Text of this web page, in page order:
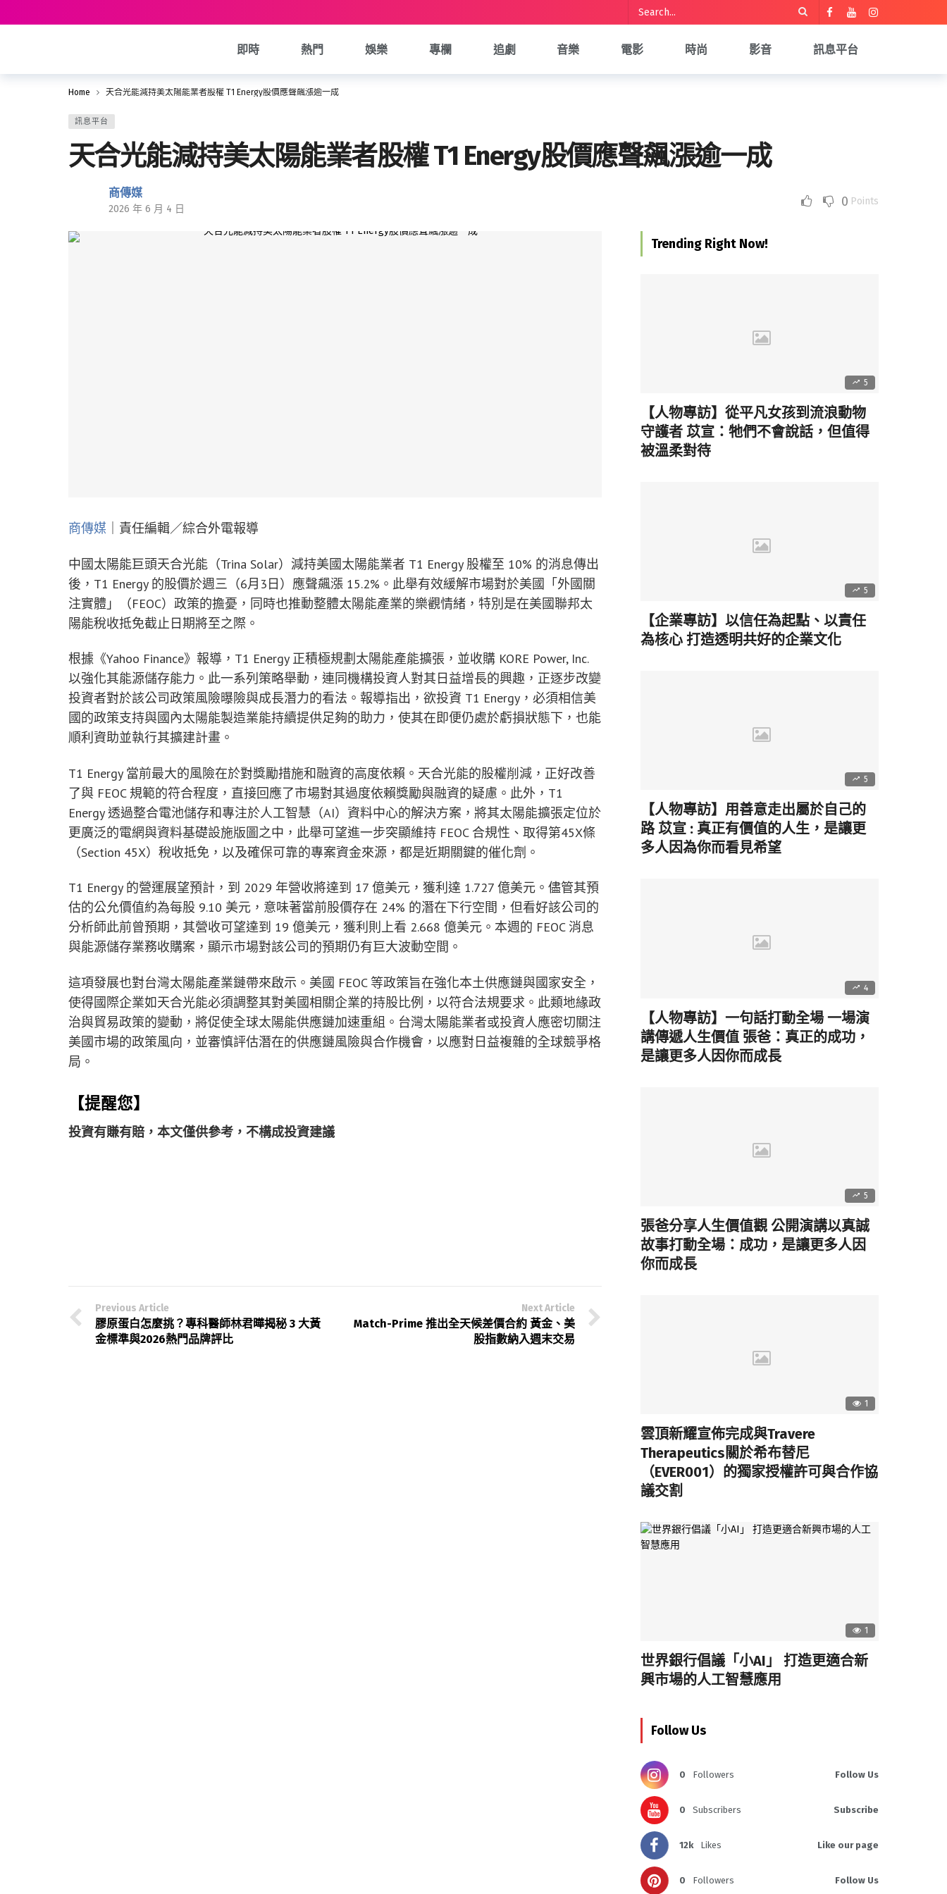
即時 熱門 娛樂 專欄 追劇 音樂 電影 時尚 影音 訊息平台
Home 天合光能減持美太陽能業者股權 T1 Energy股價應聲飆漲逾一成
訊息平台
天合光能減持美太陽能業者股權 T1 Energy股價應聲飆漲逾一成
商傳媒
2026 年 6 月 4 日 0 Points
商傳媒 ｜責任編輯／綜合外電報導
中國太陽能巨頭天合光能（Trina Solar）減持美國太陽能業者 T1 Energy 股權至 10% 的消息傳出
後，T1 Energy 的股價於週三（6月3日）應聲飆漲 15.2%。此舉有效緩解市場對於美國「外國關
注實體」（FEOC）政策的擔憂，同時也推動整體太陽能產業的樂觀情緒，特別是在美國聯邦太
陽能稅收抵免截止日期將至之際。
根據《Yahoo Finance》報導，T1 Energy 正積極規劃太陽能產能擴張，並收購 KORE Power, Inc.
以強化其能源儲存能力。此一系列策略舉動，連同機構投資人對其日益增長的興趣，正逐步改變
投資者對於該公司政策風險曝險與成長潛力的看法。報導指出，欲投資 T1 Energy，必須相信美
國的政策支持與國內太陽能製造業能持續提供足夠的助力，使其在即便仍處於虧損狀態下，也能
順利資助並執行其擴建計畫。
T1 Energy 當前最大的風險在於對獎勵措施和融資的高度依賴。天合光能的股權削減，正好改善
了與 FEOC 規範的符合程度，直接回應了市場對其過度依賴獎勵與融資的疑慮。此外，T1
Energy 透過整合電池儲存和專注於人工智慧（AI）資料中心的解決方案，將其太陽能擴張定位於
更廣泛的電網與資料基礎設施版圖之中，此舉可望進一步突顯維持 FEOC 合規性、取得第45X條
（Section 45X）稅收抵免，以及確保可靠的專案資金來源，都是近期關鍵的催化劑。
T1 Energy 的營運展望預計，到 2029 年營收將達到 17 億美元，獲利達 1.727 億美元。儘管其預
估的公允價值約為每股 9.10 美元，意味著當前股價存在 24% 的潛在下行空間，但看好該公司的
分析師此前曾預期，其營收可望達到 19 億美元，獲利則上看 2.668 億美元。本週的 FEOC 消息
與能源儲存業務收購案，顯示市場對該公司的預期仍有巨大波動空間。
這項發展也對台灣太陽能產業鏈帶來啟示。美國 FEOC 等政策旨在強化本土供應鏈與國家安全，
使得國際企業如天合光能必須調整其對美國相關企業的持股比例，以符合法規要求。此類地緣政
治與貿易政策的變動，將促使全球太陽能供應鏈加速重組。台灣太陽能業者或投資人應密切關注
美國市場的政策風向，並審慎評估潛在的供應鏈風險與合作機會，以應對日益複雜的全球競爭格
局。
【提醒您】
投資有賺有賠，本文僅供參考，不構成投資建議
Previous Article
膠原蛋白怎麼挑？專科醫師林君曄揭秘 3 大黃
金標準與2026熱門品牌評比
Next Article
Match-Prime 推出全天候差價合約 黃金、美
股指數納入週末交易
Trending Right Now!
5
【人物專訪】從平凡女孩到流浪動物
守護者 苡宣：牠們不會說話，但值得
被溫柔對待
5
【企業專訪】以信任為起點、以責任
為核心 打造透明共好的企業文化
5
【人物專訪】用善意走出屬於自己的
路 苡宣 : 真正有價值的人生，是讓更
多人因為你而看見希望
4
【人物專訪】一句話打動全場 一場演
講傳遞人生價值 張爸：真正的成功，
是讓更多人因你而成長
5
張爸分享人生價值觀 公開演講以真誠
故事打動全場：成功，是讓更多人因
你而成長
1
雲頂新耀宣佈完成與Travere
Therapeutics關於希布替尼
（EVER001）的獨家授權許可與合作協
議交割
1
世界銀行倡議「小AI」 打造更適合新
興市場的人工智慧應用
Follow Us
0 Followers Follow Us
0 Subscribers Subscribe
12k Likes Like our page
0 Followers Follow Us